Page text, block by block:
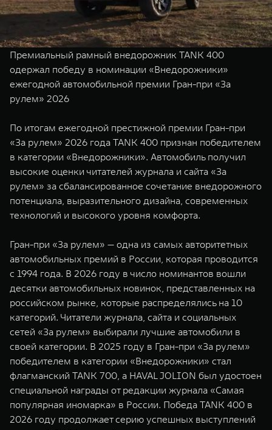
TANK 500
Веди за собой
от 6 499 000 ₽
TANK 700
Сила
от 10
WEY 07
Расширяя границы комфорта
от 6 149 000 ₽
WEY 05
Эстетика
от 5 699
TANK Финансы
Корпоративным клиентам
TANK ФИНАНСЫ
TANK Кредит
TANK Страхование
Сервис
Специальные предложения
Моторные масла
ЦИФРОВЫЕ СЕРВИСЫ TANK
Подписки
Премиальный рамный внедорожник TANK 400
одержал победу в номинации «Внедорожники»
ежегодной автомобильной премии Гран-при «За
рулем» 2026
По итогам ежегодной престижной премии Гран-при
«За рулем» 2026 года TANK 400 признан победителем
в категории «Внедорожники». Автомобиль получил
высокие оценки читателей журнала и сайта «За
рулем» за сбалансированное сочетание внедорожного
потенциала, выразительного дизайна, современных
технологий и высокого уровня комфорта.
Гран-при «За рулем» — одна из самых авторитетных
автомобильных премий в России, которая проводится
с 1994 года. В 2026 году в число номинантов вошли
десятки автомобильных новинок, представленных на
российском рынке, которые распределялись на 10
категорий. Читатели журнала, сайта и социальных
сетей «За рулем» выбирали лучшие автомобили в
своей категории. В 2025 году в Гран-при «За рулем»
победителем в категории «Внедорожники» стал
флагманский TANK 700, а HAVAL JOLION был удостоен
специальной награды от редакции журнала «Самая
популярная иномарка» в России. Победа TANK 400 в
2026 году продолжает серию успешных выступлений